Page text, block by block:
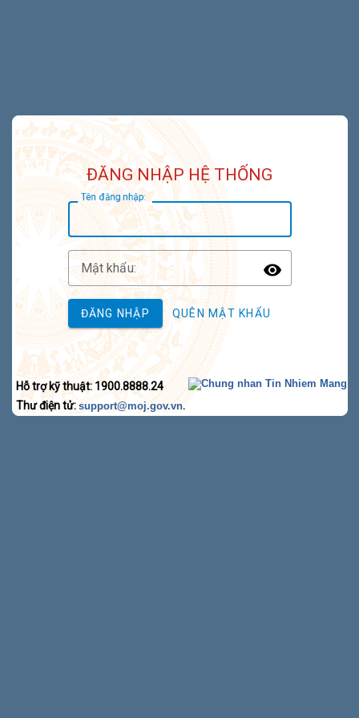
ĐĂNG NHẬP HỆ THỐNG
Tên đăng nhập:
Mật khẩu:
Toggle
ĐĂNG NHẬP QUÊN MẬT KHẨU
Hỗ trợ kỹ thuật: 1900.8888.24
Thư điện tử: support@moj.gov.vn.